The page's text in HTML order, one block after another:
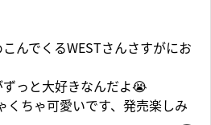
んでくるWESTさんさすがにお
っと大好きなんだよ😭
くちゃ可愛いです、発売楽しみ